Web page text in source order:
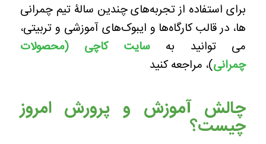
برای استفاده از تجربه‌های چندین سالۀ تیم چمرانی
ها، در قالب کارگاه‌ها و ایبوک‌های آموزشی و تربیتی،
می توانید بهسایت کاچی (محصولات
چمرانی)، مراجعه کنید
چالش آموزش و پرورش امروز
چیست؟